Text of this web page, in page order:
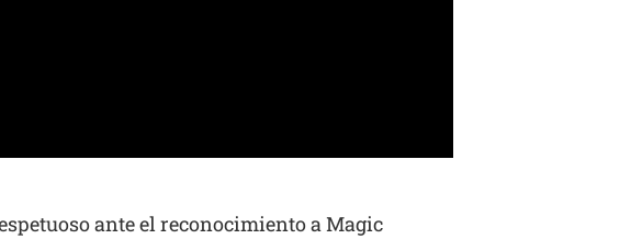
ante el reconocimiento a Magic